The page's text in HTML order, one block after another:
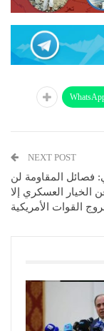
NEXT POST
فصائل المقاومة لن
الخيار العسكري إلا
القوات الأمريكية